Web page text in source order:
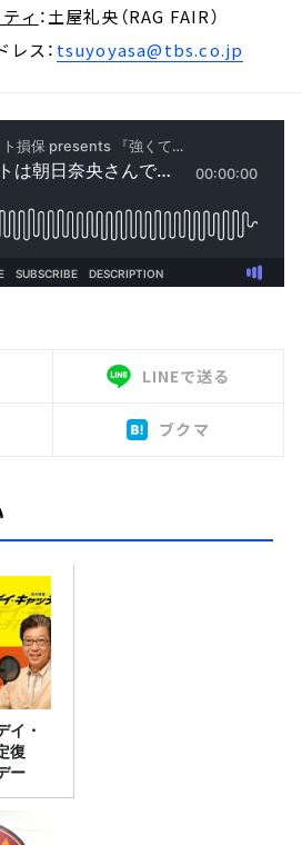
ィ ：土屋礼央（RAG FAIR）
ス： tsuyoyasa@tbs.co.jp
LINEで送る
ブクマ
イ・
復
ー